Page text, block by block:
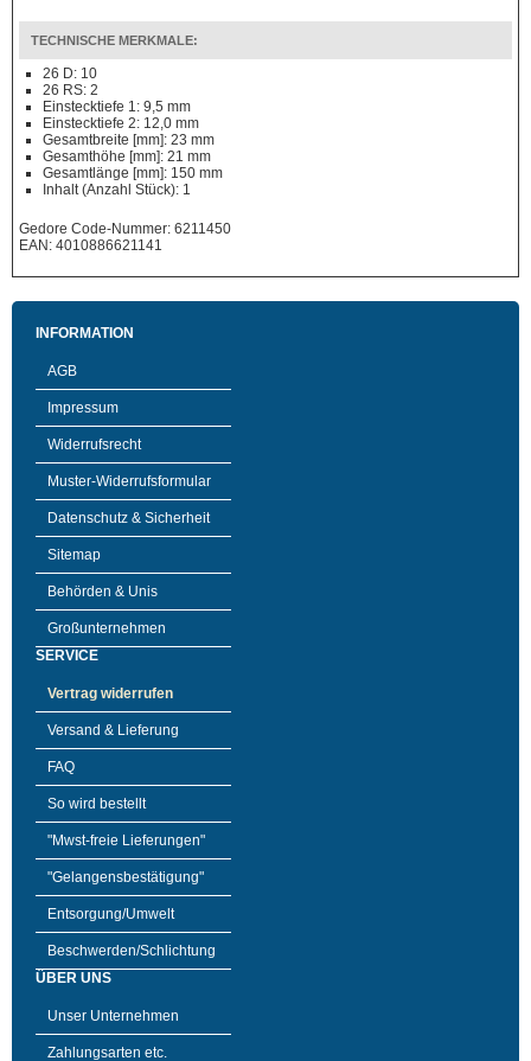
TECHNISCHE MERKMALE:
26 D: 10
26 RS: 2
Einstecktiefe 1: 9,5 mm
Einstecktiefe 2: 12,0 mm
Gesamtbreite [mm]: 23 mm
Gesamthöhe [mm]: 21 mm
Gesamtlänge [mm]: 150 mm
Inhalt (Anzahl Stück): 1
Gedore Code-Nummer: 6211450
EAN: 4010886621141
INFORMATION
AGB
Impressum
Widerrufsrecht
Muster-Widerrufsformular
Datenschutz & Sicherheit
Sitemap
Behörden & Unis
Großunternehmen
SERVICE
Vertrag widerrufen
Versand & Lieferung
FAQ
So wird bestellt
"Mwst-freie Lieferungen"
"Gelangensbestätigung"
Entsorgung/Umwelt
Beschwerden/Schlichtung
ÜBER UNS
Unser Unternehmen
Zahlungsarten etc.